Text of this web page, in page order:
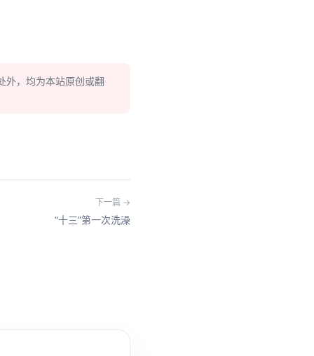
外，均为本站原创或翻
下一篇 →
“十三”第一次洗澡